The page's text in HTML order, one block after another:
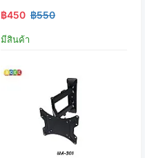
฿450 ฿550
มีสินค้า